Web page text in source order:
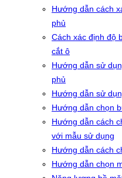
Hướng dẫn cách
phủ
Cách xác định độ
cắt ô
Hướng dẫn sử
phủ
Hướng dẫn sử
Hướng dẫn chọn
Hướng dẫn cách
với mẫu sử dụng
Hướng dẫn cách
Hướng dẫn chọn